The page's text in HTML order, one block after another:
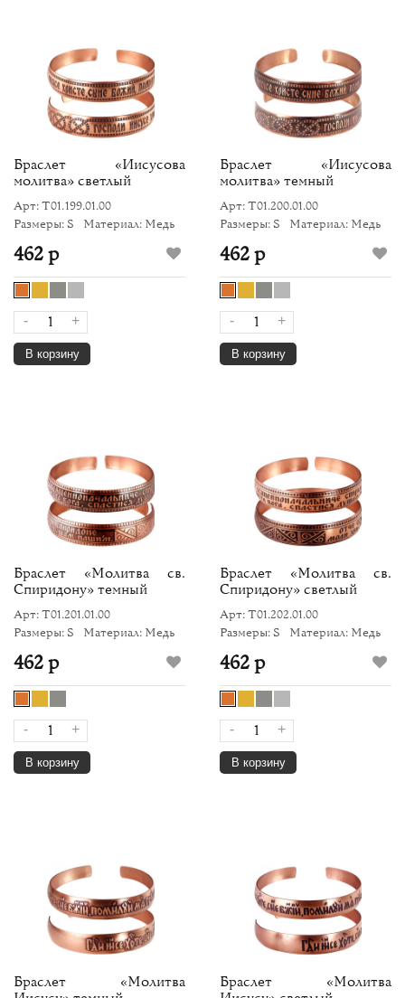
Браслет «Иисусова
молитва» светлый
Арт: Т01.199.01.00
Размеры: S
Материал: Медь
462 р
- +
В корзину
Браслет «Иисусова
молитва» темный
Арт: Т01.200.01.00
Размеры: S
Материал: Медь
462 р
- +
В корзину
Браслет «Молитва св.
Спиридону» темный
Арт: Т01.201.01.00
Размеры: S
Материал: Медь
462 р
- +
В корзину
Браслет «Молитва св.
Спиридону» светлый
Арт: Т01.202.01.00
Размеры: S
Материал: Медь
462 р
- +
В корзину
Браслет «Молитва
Браслет «Молитва